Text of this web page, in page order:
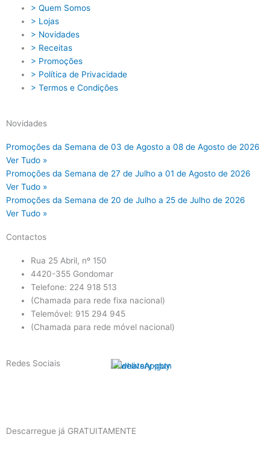
> Quem Somos
> Lojas
> Novidades
> Receitas
> Promoções
> Política de Privacidade
> Termos e Condições
Novidades
Promoções da Semana de 03 de Agosto a 08 de Agosto de 2026
Ver Tudo »
Promoções da Semana de 27 de Julho a 01 de Agosto de 2026
Ver Tudo »
Promoções da Semana de 20 de Julho a 25 de Julho de 2026
Ver Tudo »
Contactos
Rua 25 Abril, nº 150
4420-355 Gondomar
Telefone: 224 918 513
(Chamada para rede fixa nacional)
Telemóvel: 915 294 945
(Chamada para rede móvel nacional)
Redes Sociais
a n
Descarregue já GRATUITAMENTE